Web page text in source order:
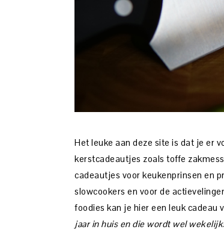
Het leuke aan deze site is dat je er
kerstcadeautjes zoals toffe
cadeautjes voor keukenprinsen en
slowcookers en voor de
foodies kan je hier een leuk cadeau
jaar in huis en die wordt wel